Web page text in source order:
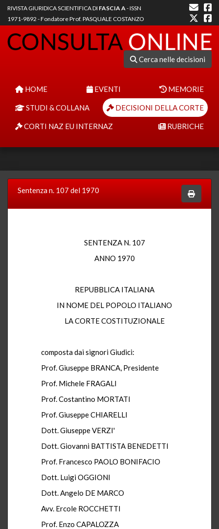
RIVISTA GIURIDICA SCIENTIFICA DI FASCIA A- ISSN
1971-9892 - Fondatore Prof. PASQUALE COSTANZO
Cerca nelle decisioni
HOME EVENTI MEMORIE
STUDI & COLLANA DECISIONI DELLA CORTE
CORTI NAZ EU INTERNAZ RUBRICHE
Sentenza n. 107 del 1970
SENTENZA N. 107
ANNO 1970
REPUBBLICA ITALIANA
IN NOME DEL POPOLO ITALIANO
LA CORTE COSTITUZIONALE
composta dai signori Giudici:
Prof. Giuseppe BRANCA, Presidente
Prof. Michele FRAGALI
Prof. Costantino MORTATI
Prof. Giuseppe CHIARELLI
Dott. Giuseppe VERZI'
Dott. Giovanni BATTISTA BENEDETTI
Prof. Francesco PAOLO BONIFACIO
Dott. Luigi OGGIONI
Dott. Angelo DE MARCO
Avv. Ercole ROCCHETTI
Prof. Enzo CAPALOZZA